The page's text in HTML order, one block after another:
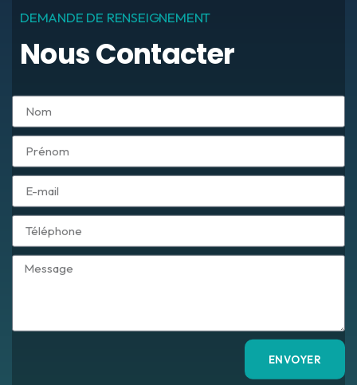
DEMANDE DE RENSEIGNEMENT
Nous Contacter
ENVOYER